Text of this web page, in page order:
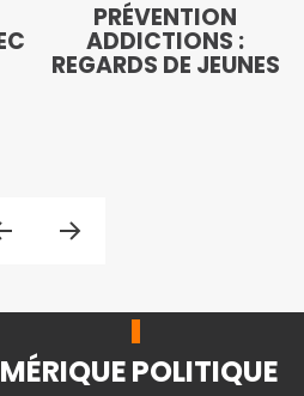
PRÉVENTION
ADDICTIONS :
REGARDS DE JEUNES
POLITIQUE